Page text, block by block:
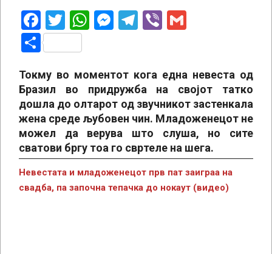
Facebook
Twitter
WhatsApp
Messenger
Telegram
Viber
Share
Токму во моментот кога една невеста од
Бразил во придружба на својот татко
дошла до олтарот од звучникот застенкала
жена среде љубовен чин. Младоженецот не
можел да верува што слуша, но сите
сватови бргу тоа го свртеле на шега.
Невестата и младоженецот прв пат заиграа на
свадба, па започна тепачка до нокаут (видео)